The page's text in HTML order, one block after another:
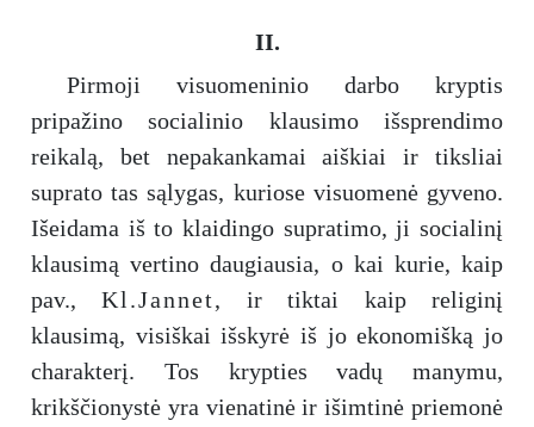
II.
Pirmoji visuomeninio darbo kryptis
pripažino socialinio klausimo išsprendimo
reikalą, bet nepakankamai aiškiai ir tiksliai
suprato tas sąlygas, kuriose visuomenė gyveno.
Išeidama iš to klaidingo supratimo, ji socialinį
klausimą vertino daugiausia, o kai kurie, kaip
pav.,Kl.Jannet, ir tiktai kaip religinį
klausimą, visiškai išskyrė iš jo ekonomišką jo
charakterį. Tos krypties vadų manymu,
krikščionystė yra vienatinė ir išimtinė priemonė